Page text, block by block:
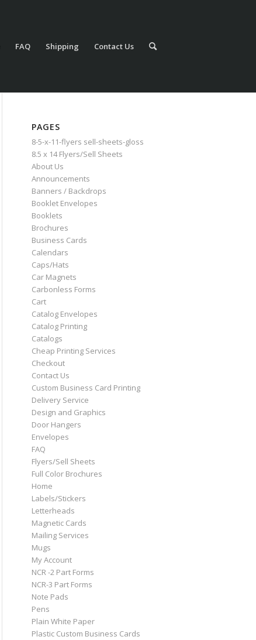
FAQ Shipping Contact Us
PAGES
8-5-x-11-flyers sell-sheets-gloss
8.5 x 14 Flyers/Sell Sheets
About Us
Announcements
Banners / Backdrops
Booklet Envelopes
Booklets
Brochures
Business Cards
Calendars
Caps/Hats
Car Magnets
Carbonless Forms
Cart
Catalog Envelopes
Catalog Printing
Catalogs
Cheap Printing Services
Checkout
Contact Us
Custom Business Card Printing
Delivery Service
Design and Graphics
Door Hangers
Envelopes
FAQ
Flyers/Sell Sheets
Full Color Brochures
Home
Labels/Stickers
Letterheads
Magnetic Cards
Mailing Services
Mugs
My Account
NCR -2 Part Forms
NCR-3 Part Forms
Note Pads
Pens
Plain White Paper
Plastic Custom Business Cards